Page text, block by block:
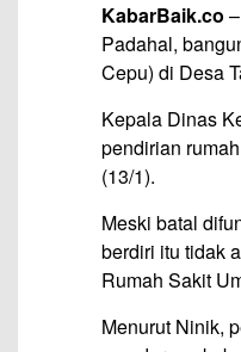
KabarBaik.co
Padahal,
Cepu) di Desa
Kepala Dinas
pendirian
(13/1).
Meski batal
berdiri itu tidak
Rumah Sakit
Menurut Ninik,